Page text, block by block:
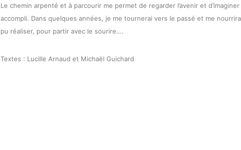
Le chemin arpenté et à parcourir me permet de regarder l’avenir et
accompli. Dans quelques années, je me tournerai vers le passé et me
pu réaliser, pour partir avec le sourire….
Textes : Lucille Arnaud et Michaël Guichard